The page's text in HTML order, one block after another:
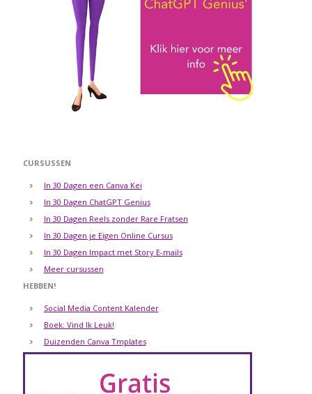
CURSUSSEN
In 30 Dagen een Canva Kei
In 30 Dagen ChatGPT Genius
In 30 Dagen Reels zonder Rare Fratsen
In 30 Dagen je Eigen Online Cursus
In 30 Dagen Impact met Story E-mails
Meer cursussen
HEBBEN!
Social Media Content Kalender
Boek: Vind Ik Leuk!
Duizenden Canva Tmplates